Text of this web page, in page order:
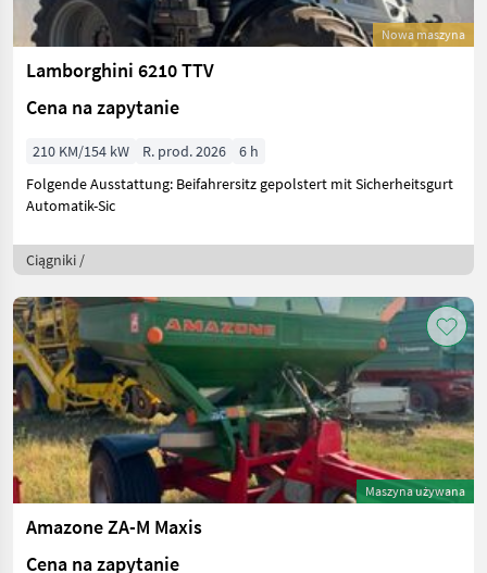
Nowa maszyna
Lamborghini 6210 TTV
Cena na zapytanie
210 KM/154 kW R. prod. 2026
6 h
Folgende Ausstattung: Beifahrersitz gepolstert mit Sicherheitsgurt
Automatik-Sic
Ciągniki /
Maszyna używana
Amazone ZA-M Maxis
Cena na zapytanie